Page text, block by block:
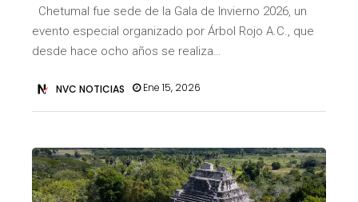
Chetumal fue sede de la Gala de Invierno 2026, un
evento especial organizado por Árbol Rojo A.C., que
desde hace ocho años se realiza…
NVC NOTICIAS Ene 15, 2026